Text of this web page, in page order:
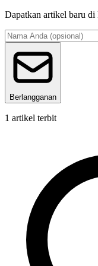
Dapatkan artikel baru di
Berlangganan
1 artikel terbit